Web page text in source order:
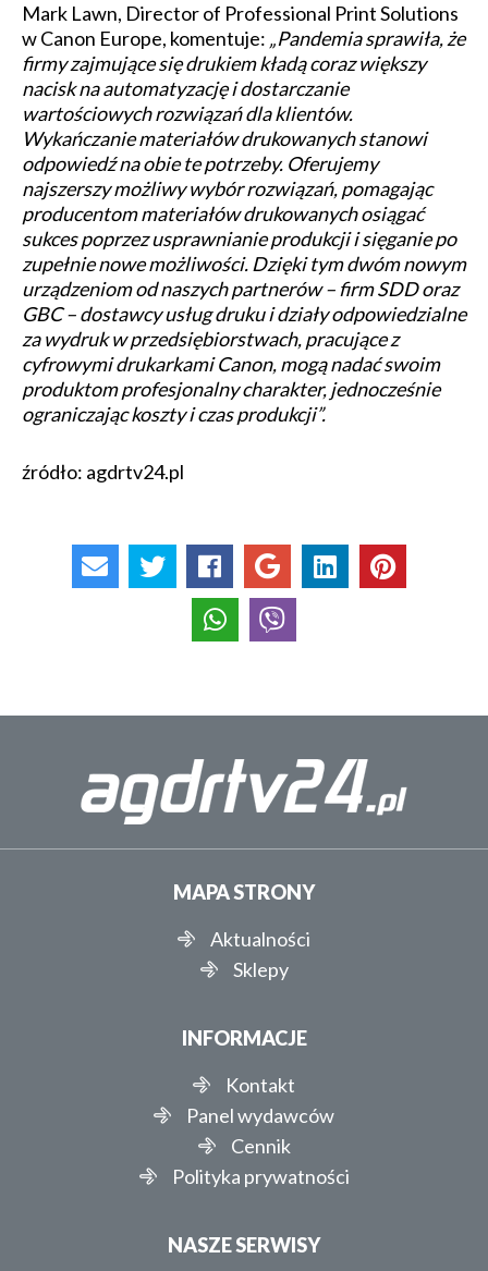
Mark Lawn, Director of Professional Print Solutions
w Canon Europe, komentuje: „Pandemia sprawiła, że
firmy zajmujące się drukiem kładą coraz większy
nacisk na automatyzację i dostarczanie
wartościowych rozwiązań dla klientów.
Wykańczanie materiałów drukowanych stanowi
odpowiedź na obie te potrzeby. Oferujemy
najszerszy możliwy wybór rozwiązań, pomagając
producentom materiałów drukowanych osiągać
sukces poprzez usprawnianie produkcji i sięganie po
zupełnie nowe możliwości. Dzięki tym dwóm nowym
urządzeniom od naszych partnerów – firm SDD oraz
GBC – dostawcy usług druku i działy odpowiedzialne
za wydruk w przedsiębiorstwach, pracujące z
cyfrowymi drukarkami Canon, mogą nadać swoim
produktom profesjonalny charakter, jednocześnie
ograniczając koszty i czas produkcji”.
źródło: agdrtv24.pl
MAPA STRONY
Aktualności
Sklepy
INFORMACJE
Kontakt
Panel wydawców
Cennik
Polityka prywatności
NASZE SERWISY